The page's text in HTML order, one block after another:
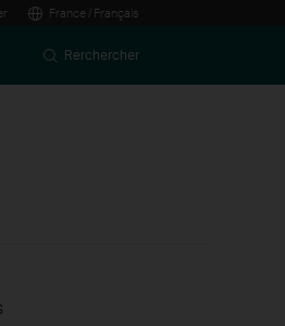
France / Français
Rerchercher